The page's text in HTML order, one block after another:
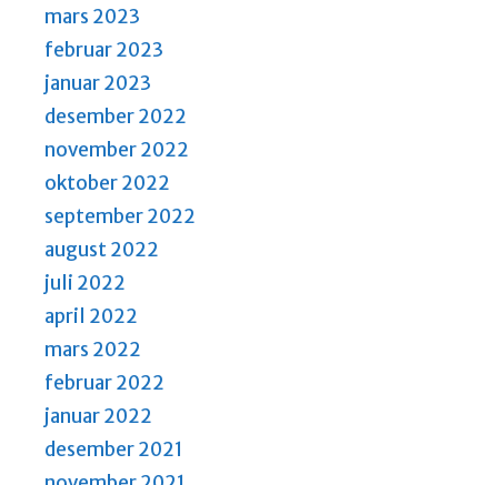
mars 2023
februar 2023
januar 2023
desember 2022
november 2022
oktober 2022
september 2022
august 2022
juli 2022
april 2022
mars 2022
februar 2022
januar 2022
desember 2021